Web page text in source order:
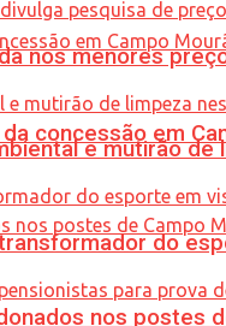
concessão em
nos postes
nos menores
e mutirão de
do